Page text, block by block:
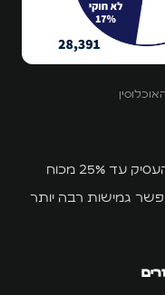
במסגרת הרפורמות, מעסיקים יוכלו להעסיק עד 25% מכוח
גמישות רבה יותר